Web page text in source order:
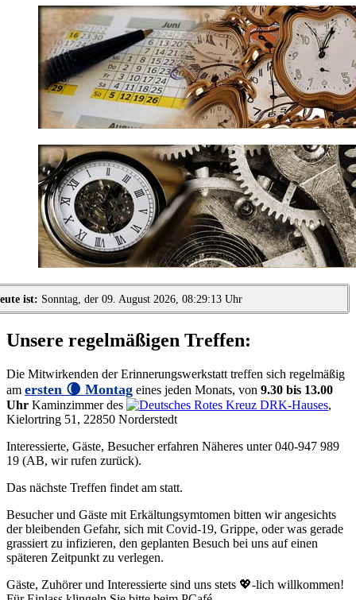
ist: Sonntag, der 09. August 2026, 08:29:13 Uhr
Unsere regelmäßigen Treffen:
Die Mitwirkenden der Erinnerungswerkstatt treffen sich regelmäßig
am ersten 🌘 Montag eines jeden Monats, von 9.30 bis 13.00
Uhr Kaminzimmer des DRK-Hauses,
Kielortring 51, 22850 Norderstedt
Interessierte, Gäste, Besucher erfahren Näheres unter 040-947 989
19 (AB, wir rufen zurück).
Das nächste Treffen findet am statt.
Besucher und Gäste mit Erkältungsymtomen bitten wir angesichts
der bleibenden Gefahr, sich mit Covid-19, Grippe, oder was gerade
grassiert zu infizieren, den geplanten Besuch bei uns auf einen
späteren Zeitpunkt zu verlegen.
Gäste, Zuhörer und Interessierte sind uns stets 💖-lich willkommen!